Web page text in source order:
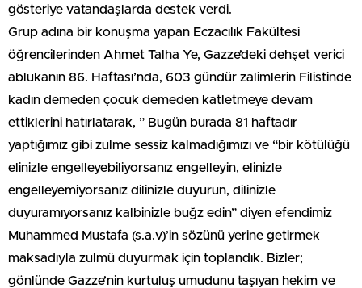
gösteriye vatandaşlarda destek verdi.
Grup adına bir konuşma yapan Eczacılık Fakültesi
öğrencilerinden Ahmet Talha Ye, Gazze’deki dehşet verici
ablukanın 86. Haftası’nda, 603 gündür zalimlerin Filistinde
kadın demeden çocuk demeden katletmeye devam
ettiklerini hatırlatarak, ” Bugün burada 81 haftadır
yaptığımız gibi zulme sessiz kalmadığımızı ve “bir kötülüğü
elinizle engelleyebiliyorsanız engelleyin, elinizle
engelleyemiyorsanız dilinizle duyurun, dilinizle
duyuramıyorsanız kalbinizle buğz edin” diyen efendimiz
Muhammed Mustafa (s.a.v)’in sözünü yerine getirmek
maksadıyla zulmü duyurmak için toplandık. Bizler;
gönlünde Gazze’nin kurtuluş umudunu taşıyan hekim ve